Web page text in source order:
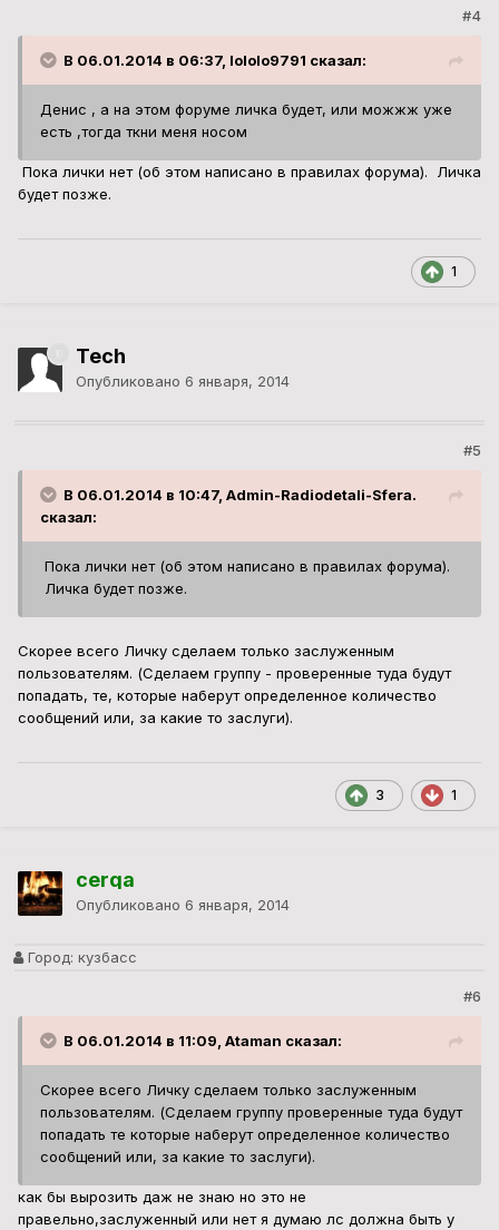
#4
В 06.01.2014 в 06:37, lololo9791 сказал:
Денис , а на этом форуме личка будет, или можжж уже
есть ,тогда ткни меня носом
Пока лички нет (об этом написано в правилах форума). Личка
будет позже.
1
Tech
Опубликовано 6 января, 2014
#5
В 06.01.2014 в 10:47, Admin-Radiodetali-Sfera.
сказал:
Пока лички нет (об этом написано в правилах форума).
Личка будет позже.
Скорее всего Личку сделаем только заслуженным
пользователям. (Сделаем группу - проверенные туда будут
попадать, те, которые наберут определенное количество
сообщений или, за какие то заслуги).
3 1
cerqa
Опубликовано 6 января, 2014
Город: кузбасс
#6
В 06.01.2014 в 11:09, Ataman сказал:
Скорее всего Личку сделаем только заслуженным
пользователям. (Сделаем группу проверенные туда будут
попадать те которые наберут определенное количество
сообщений или, за какие то заслуги).
как бы вырозить даж не знаю но это не
правельно,заслуженный или нет я думаю лс должна быть у